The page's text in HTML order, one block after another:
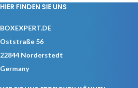
HIER FINDEN SIE UNS
BOXEXPERT.DE
Oststraße 56
22844 Norderstedt
Germany